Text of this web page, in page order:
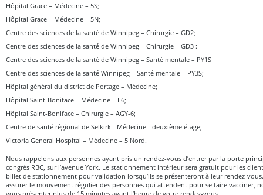
Hôpital Grace – Médecine – 5S;
Hôpital Grace – Médecine – 5N;
Centre des sciences de la santé de Winnipeg – Chirurgie – GD2;
Centre des sciences de la santé de Winnipeg – Chirurgie – GD3 :
Centre des sciences de la santé de Winnipeg – Santé mentale – PY1S
Centre des sciences de la santé Winnipeg – Santé mentale – PY3S;
Hôpital général du district de Portage – Médecine;
Hôpital Saint-Boniface – Médecine – E6;
Hôpital Saint-Boniface – Chirurgie – AGY-6;
Centre de santé régional de Selkirk - Médecine - deuxième étage;
Victoria General Hospital – Médecine – 5 Nord.
Nous rappelons aux personnes ayant pris un rendez-vous d’entrer par la porte
congrès RBC, sur l’avenue York. Le stationnement intérieur sera gratuit pour les
billet de stationnement pour validation lorsqu’ils se présenteront à leur rendez-
assurer le mouvement régulier des personnes qui attendent pour se faire vacciner,